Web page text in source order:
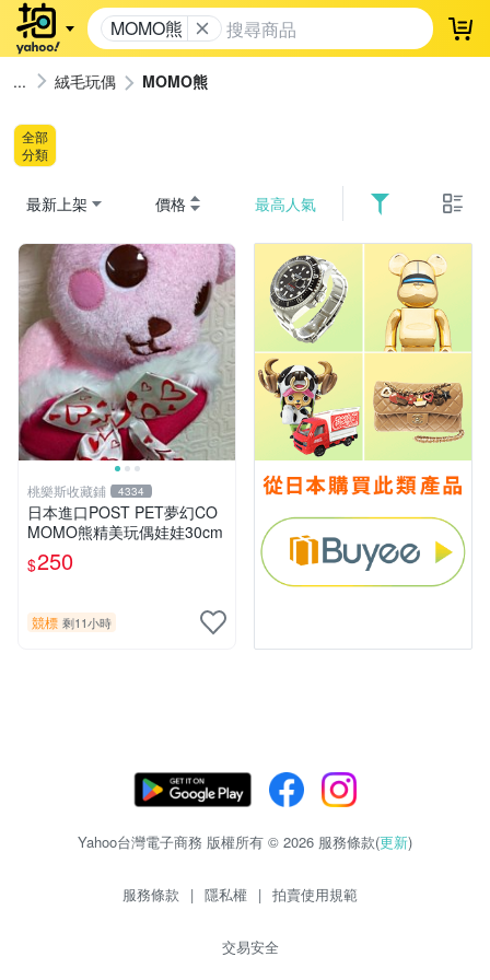
MOMO熊 登
絨毛玩偶 MOMO熊
全部
分類
最新上架 價格 最高人氣
桃樂斯收藏鋪 4334
日本進口POST PET夢幻CO
MOMO熊精美玩偶娃娃30cm
$250
競標 剩11小時
Yahoo台灣電子商務 版權所有 © 2026 服務條款(更新)
服務條款 | 隱私權 | 拍賣使用規範
交易安全